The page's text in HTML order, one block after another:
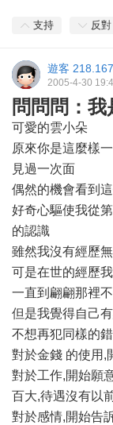
支持 反對
遊客
2005-4-30
問問問：我
可愛的雲小朵
原來你是這麼樣
見過一次面
偶然的機會看到
好奇心驅使我從
的認識
雖然我沒有經歷
可是在世的經歷
一直到翩翩那裡
但是我覺得自己
不想再犯同樣的
對於金錢 的使用,
對於工作,開始願
百大,待遇沒有以
對於感情,開始告